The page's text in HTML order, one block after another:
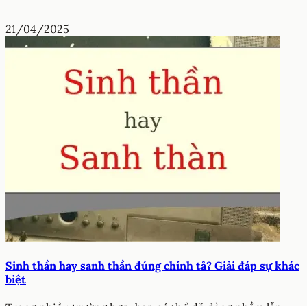
21/04/2025
Sinh thần hay sanh thần đúng chính tả? Giải đáp sự khác
biệt